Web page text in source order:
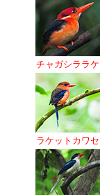
チャガシララケ
ラケットカワセ